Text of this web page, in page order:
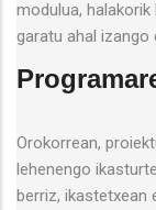
modulua,
garatu ahal izango
Orokorrean,
lehenengo
berriz, ikastetxean